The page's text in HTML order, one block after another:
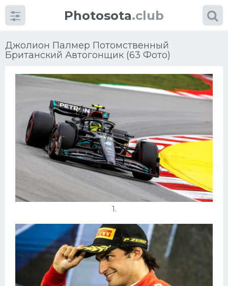
Photosota.club
Джолион Палмер Потомственный
Британский Автогонщик (63 Фото)
1.
Много картинок...
Футбол
Баскетбол
Хоккей
Тренажеры
Интерьеры квартир